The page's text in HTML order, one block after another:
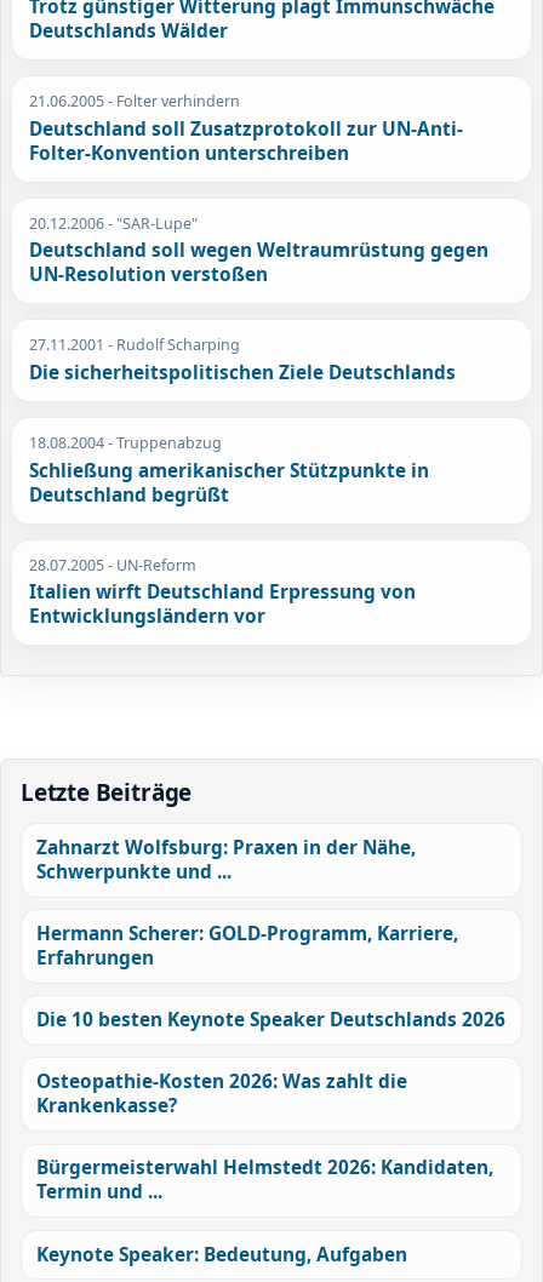
Trotz günstiger Witterung plagt Immunschwäche
Deutschlands Wälder
21.06.2005- Folter verhindern
Deutschland soll Zusatzprotokoll zur UN-Anti-
Folter-Konvention unterschreiben
20.12.2006- "SAR-Lupe"
Deutschland soll wegen Weltraumrüstung gegen
UN-Resolution verstoßen
27.11.2001 - Rudolf Scharping
Die sicherheitspolitischen Ziele Deutschlands
18.08.2004- Truppenabzug
Schließung amerikanischer Stützpunkte in
Deutschland begrüßt
28.07.2005- UN-Reform
Italien wirft Deutschland Erpressung von
Entwicklungsländern vor
Letzte Beiträge
Zahnarzt Wolfsburg: Praxen in der Nähe,
Schwerpunkte und ...
Hermann Scherer: GOLD-Programm, Karriere,
Erfahrungen
Die 10 besten Keynote Speaker Deutschlands 2026
Osteopathie-Kosten 2026: Was zahlt die
Krankenkasse?
Bürgermeisterwahl Helmstedt 2026: Kandidaten,
Termin und ...
Keynote Speaker: Bedeutung, Aufgaben